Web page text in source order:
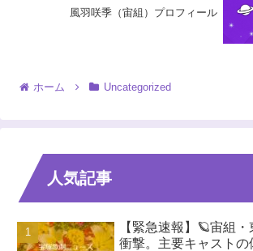
風羽咲季（宙組）プロフィール
ホーム Uncategorized
人気記事
【緊急速報】🪐宙組
衝撃。主要キャストの